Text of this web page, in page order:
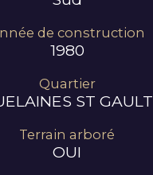
de construction
1980
Quartier
ST GAULT
Terrain arboré
OUI